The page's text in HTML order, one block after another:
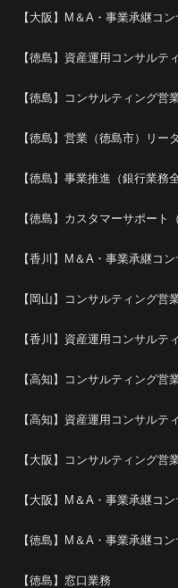
【大阪】M＆A・事業承継コ
【徳島】資産運用コンサルテ
【徳島】コンサルティング営
【徳島】営業（徳島市）リー
【徳島】事業推進（銀行業務
【徳島】カスタマーサポート
【香川】M＆A・事業承継コ
【岡山】コンサルティング営
【香川】資産運用コンサルテ
【高知】コンサルティング営
【高知】資産運用コンサルテ
【大阪】コンサルティング営
【大阪】M＆A・事業承継コ
【徳島】M＆A・事業承継コ
【徳島】窓口業務